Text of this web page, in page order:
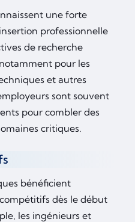
une forte
professionnelle
de recherche
pour les
et autres
sont souvent
pour combler des
critiques.
bénéficient
dès le début
les ingénieurs et